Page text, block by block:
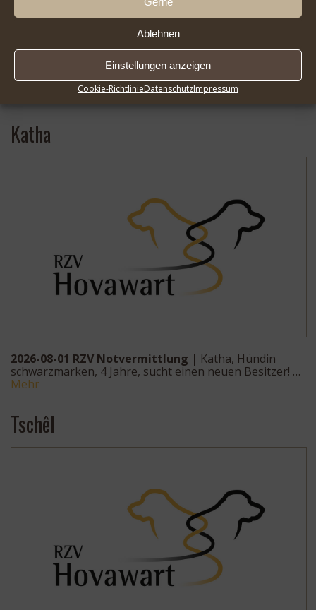
Ablehnen
Einstellungen anzeigen
Cookie-RichtlinieDatenschutzImpressum
2026-08-01 Infoseite DER HOVAWART FlipBook |* …
Katha
2026-08-01 RZV Notvermittlung | Katha, Hündin
schwarzmarken, 4 Jahre, sucht einen neuen Besitzer! …
Mehr
Tschêl